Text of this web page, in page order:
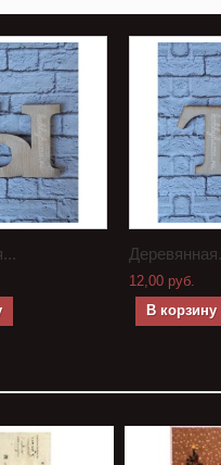
12,00 руб.
В корзину